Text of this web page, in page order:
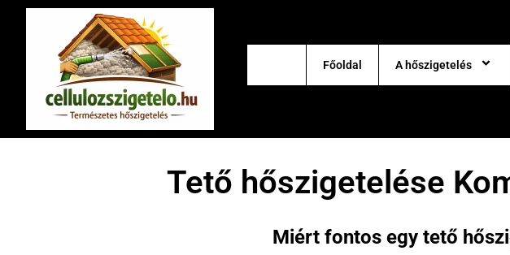
Főoldal A hőszigetelés
Tető hőszigetelése
Miért fontos egy tető